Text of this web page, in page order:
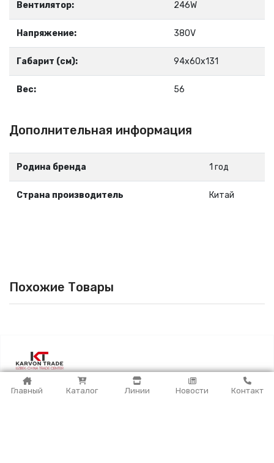
Главный Каталог Линии Новости Контакт
Вентилятор: 246W
Напряжение: 380V
Габарит (см): 94х60х131
Вес: 56
Дополнительная информация
Родина бренда 1 год
Страна производитель Китай
Похожие Товары